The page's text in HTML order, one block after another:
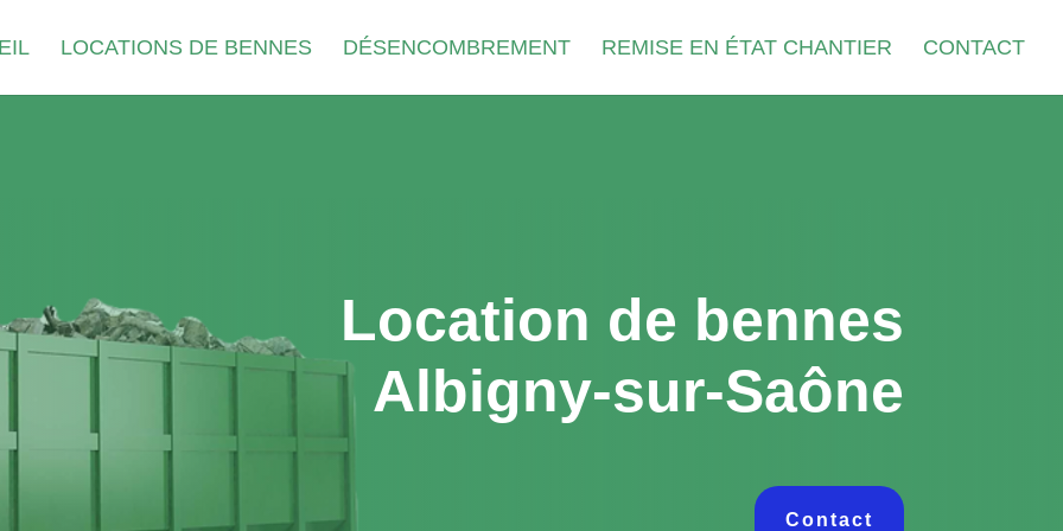
LOCATIONS DE BENNES DÉSENCOMBREMENT REMISE EN ÉTAT CHANTIER CONTACT
Location de bennes
Albigny-sur-Saône
Contact